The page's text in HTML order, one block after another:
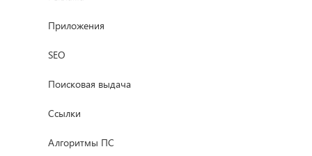
Приложения
SEO
Поисковая выдача
Ссылки
Алгоритмы ПС